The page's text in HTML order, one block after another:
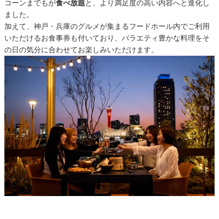
コーンまでもが食べ放題と、より満足度の高い内容へと進化し
ました。
加えて、神戸・兵庫のグルメが集まるフードホール内でご利用
いただけるお食事券も付いており、バラエティ豊かな料理をそ
の日の気分に合わせてお楽しみいただけます。